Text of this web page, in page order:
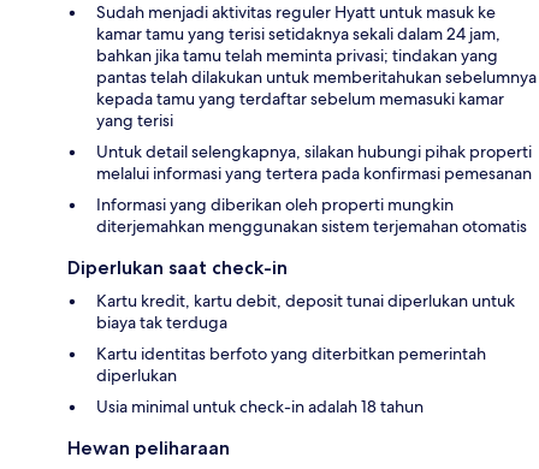
Sudah menjadi aktivitas reguler Hyatt untuk masuk ke
kamar tamu yang terisi setidaknya sekali dalam 24 jam,
bahkan jika tamu telah meminta privasi; tindakan yang
pantas telah dilakukan untuk memberitahukan sebelumnya
kepada tamu yang terdaftar sebelum memasuki kamar
yang terisi
Untuk detail selengkapnya, silakan hubungi pihak properti
melalui informasi yang tertera pada konfirmasi pemesanan
Informasi yang diberikan oleh properti mungkin
diterjemahkan menggunakan sistem terjemahan otomatis
Diperlukan saat check-in
Kartu kredit, kartu debit, deposit tunai diperlukan untuk
biaya tak terduga
Kartu identitas berfoto yang diterbitkan pemerintah
diperlukan
Usia minimal untuk check-in adalah 18 tahun
Hewan peliharaan